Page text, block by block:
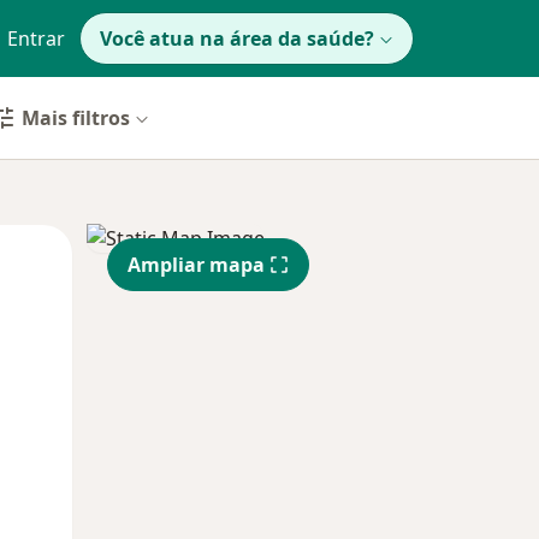
Entrar Você atua na área da saúde?
Mais filtros
Qui,
13 Ago
Sex,
14 Ago
Ampliar mapa